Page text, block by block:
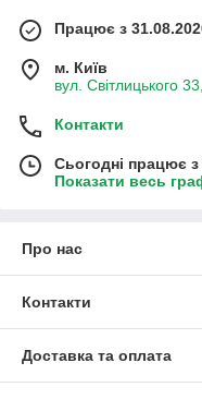
Працює з
м. Київ
вул. Світлицького
Контакти
Сьогодні працює
Показати весь
Про нас
Контакти
Доставка та оплата